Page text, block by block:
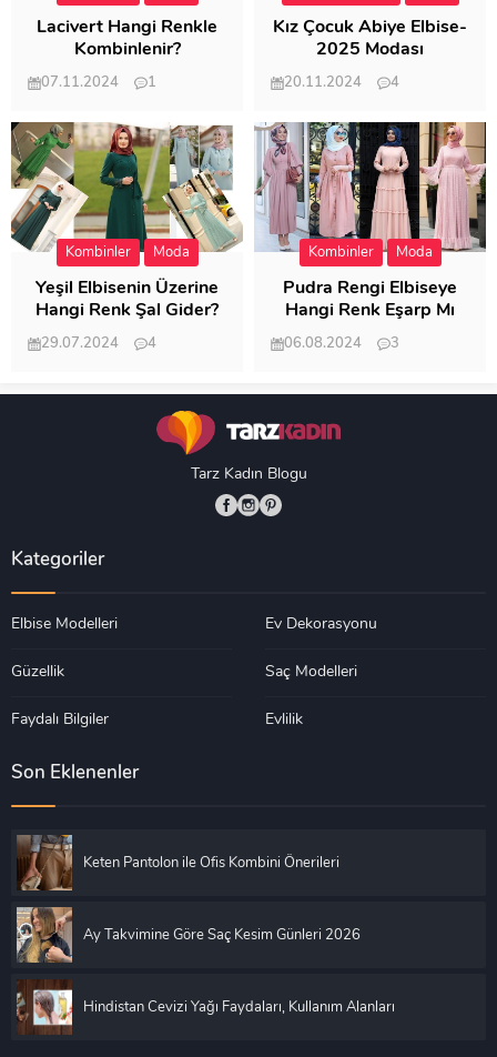
Lacivert Hangi Renkle
Kombinlenir?
07.11.2024
1
Kız Çocuk Abiye Elbise-
2025 Modası
20.11.2024
4
Kombinler Moda
Yeşil Elbisenin Üzerine
Hangi Renk Şal Gider?
29.07.2024
4
Kombinler Moda
Pudra Rengi Elbiseye
Hangi Renk Eşarp Mı
Dedi Birisi
06.08.2024
3
Tarz Kadın Blogu
Kategoriler
Elbise Modelleri Ev Dekorasyonu
Güzellik Saç Modelleri
Faydalı Bilgiler Evlilik
Son Eklenenler
Keten Pantolon ile Ofis Kombini Önerileri
Ay Takvimine Göre Saç Kesim Günleri 2026
Hindistan Cevizi Yağı Faydaları, Kullanım Alanları